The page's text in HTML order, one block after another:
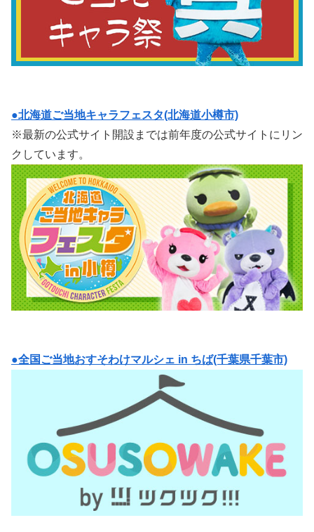
●北海道ご当地キャラフェスタ(北海道小樽市)
※最新の公式サイト開設までは前年度の公式サイトにリン
クしています。
●全国ご当地おすそわけマルシェ in ちば(千葉県千葉市)